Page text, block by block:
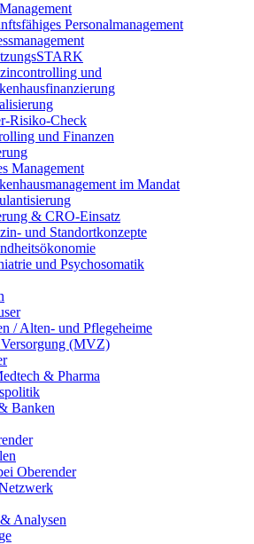
Personalmanagement
und
Risiko-Check
und Finanzen
Management
im Mandat
& CRO-Einsatz
und Standortkonzepte
und Psychosomatik
/ Alten- und Pflegeheime
(MVZ)
& Pharma
Banken
Oberender
Analysen